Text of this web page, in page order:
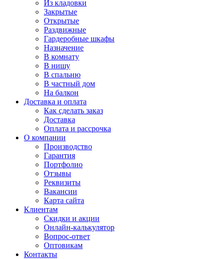
Из кладовки
Закрытые
Открытые
Раздвижные
Гардеробные шкафы
Назначение
В комнату
В нишу
В спальню
В частный дом
На балкон
Доставка и оплата
Как сделать заказ
Доставка
Оплата и рассрочка
О компании
Производство
Гарантия
Портфолио
Отзывы
Реквизиты
Вакансии
Карта сайта
Клиентам
Скидки и акции
Онлайн-калькулятор
Вопрос-ответ
Оптовикам
Контакты